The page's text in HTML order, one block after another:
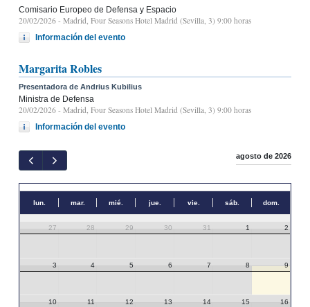
Comisario Europeo de Defensa y Espacio
20/02/2026 - Madrid, Four Seasons Hotel Madrid (Sevilla, 3) 9:00 horas
Información del evento
Margarita Robles
Presentadora de Andrius Kubilius
Ministra de Defensa
20/02/2026 - Madrid, Four Seasons Hotel Madrid (Sevilla, 3) 9:00 horas
Información del evento
agosto de 2026
lun. mar. mié. jue. vie. sáb. dom.
27 28 29 30 31 1 2
3 4 5 6 7 8 9
10 11 12 13 14 15 16